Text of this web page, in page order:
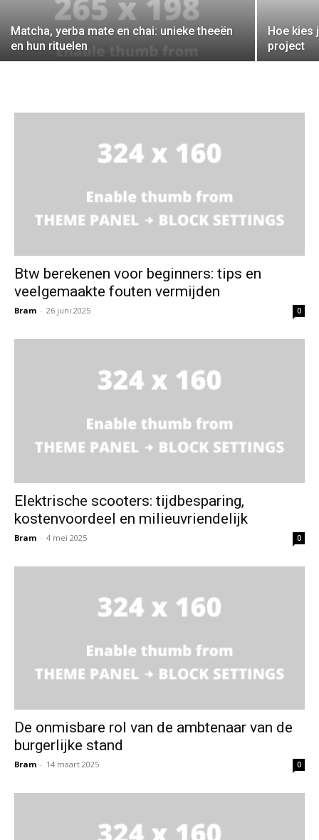
Matcha, yerba mate en chai: unieke theeën
en hun rituelen
Hoe kies
project
Btw berekenen voor beginners: tips en
veelgemaakte fouten vermijden
Bram - 26 juni 2025 0
Elektrische scooters: tijdbesparing,
kostenvoordeel en milieuvriendelijk
Bram - 4 mei 2025 0
De onmisbare rol van de ambtenaar van de
burgerlijke stand
Bram - 14 maart 2025 0